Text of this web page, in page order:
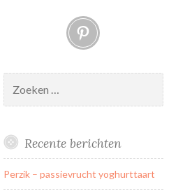
Pinterest
naar:
Recente berichten
Perzik – passievrucht yoghurttaart